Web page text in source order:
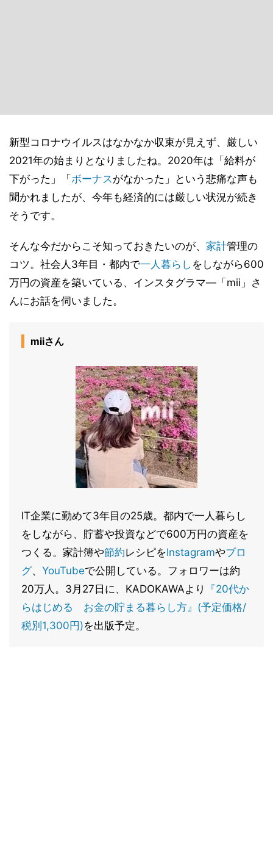
新型コロナウイルスはなかなか収束が見えず、厳しい
2021年の始まりとなりましたね。2020年は「給料が
下がった」「 ボーナスがなかった」という悲痛な声も
聞かれましたが、今年も経済的には厳しい状況が続き
そうです。
そんな今だからこそ知っておきたいのが、 家計管理の
コツ。社会人3年目・都内で一人暮らし をしながら600
万円の資産を築いている、インスタグラマ―「mii」さ
んにお話を伺いました。
miiさん
IT企業に勤めて3年目の25歳。都内で一人暮らし
をしながら、貯蓄や投資などで600万円の資産を
つくる。家計簿や節約レシピをInstagramやブロ
グ、 YouTubeで公開している。フォロワーは約
20万人。3月27日に、KADOKAWAより
『20代か
らはじめる お金の貯まる暮らし方』(予定価格/
税別1,300円)を出版予定。